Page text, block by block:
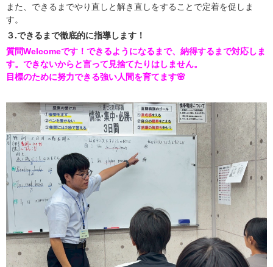
また、できるまでやり直しと解き直しをすることで定着を促しま
す。
３.できるまで徹底的に指導します！
質問Welcomeです！できるようになるまで、納得するまで対応しま
す。できないからと言って見捨てたりはしません。
目標のために努力できる強い人間を育てます🌸